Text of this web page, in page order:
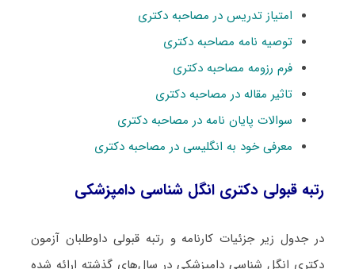
امتیاز تدریس در مصاحبه دکتری
توصیه نامه مصاحبه دکتری
فرم رزومه مصاحبه دکتری
تاثیر مقاله در مصاحبه دکتری
سوالات پایان نامه در مصاحبه دکتری
معرفی خود به انگلیسی در مصاحبه دکتری
رتبه قبولی دکتری انگل شناسی دامپزشکی
در جدول زیر جزئیات کارنامه و رتبه قبولی داوطلبان آزمون
دکتری انگل شناسی دامپزشکی در سال‌های گذشته ارائه شده